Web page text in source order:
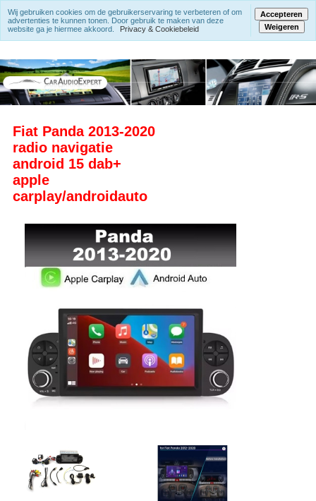
Fiat Panda 2013-2020
radio navigatie
android 15 dab+
apple
carplay/androidauto
Wij gebruiken cookies om de gebruikerservaring te verbeteren of om
advertenties te kunnen tonen. Door gebruik te maken van deze
website ga je hiermee akkoord.
Privacy & Cookiebeleid
Accepteren
Weigeren